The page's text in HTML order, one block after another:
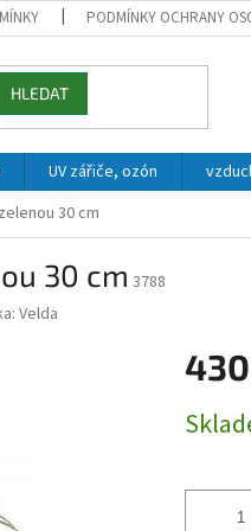
PODMÍNKY OCHRANY
HLEDAT
UV zářiče, ozón
30 cm
30 cm 3788
Velda
cena: